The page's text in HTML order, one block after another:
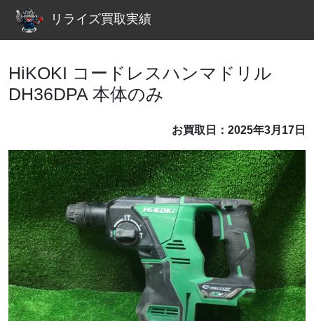
リライズ買取実績
HiKOKI コードレスハンマドリル
DH36DPA 本体のみ
お買取日：2025年3月17日